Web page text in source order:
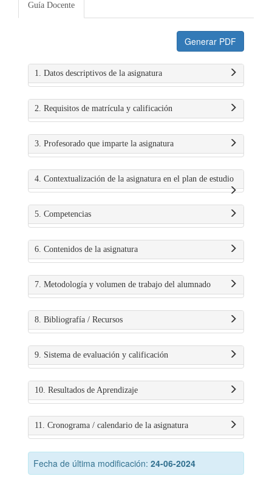
Guía Docente
Generar PDF
1. Datos descriptivos de la asignatura
2. Requisitos de matrícula y calificación
3. Profesorado que imparte la asignatura
4. Contextualización de la asignatura en el plan de estudio
5. Competencias
6. Contenidos de la asignatura
7. Metodología y volumen de trabajo del alumnado
8. Bibliografía / Recursos
9. Sistema de evaluación y calificación
10. Resultados de Aprendizaje
11. Cronograma / calendario de la asignatura
Fecha de última modificación: 24-06-2024